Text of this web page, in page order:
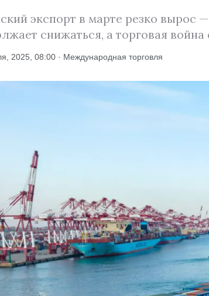
экспорт в марте резко
снижаться, а торговая
2025, 08:00 · Международная торговля